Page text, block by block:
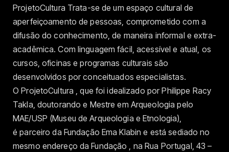
ProjetoCultura Trata-se de um espaço cultural de
aperfeiçoamento de pessoas, comprometido com a
difusão do conhecimento, de maneira informal e extra-
acadêmica. Com linguagem fácil, acessível e atual, os
cursos, oficinas e programas culturais são
desenvolvidos por conceituados especialistas.
O ProjetoCultura , que foi idealizado por Philippe Racy
Takla, doutorando e Mestre em Arqueologia pelo
MAE/USP (Museu de Arqueologia e Etnologia),
é parceiro da Fundação Ema Klabin e está sediado no
mesmo endereço da Fundação , na Rua Portugal, 43 –